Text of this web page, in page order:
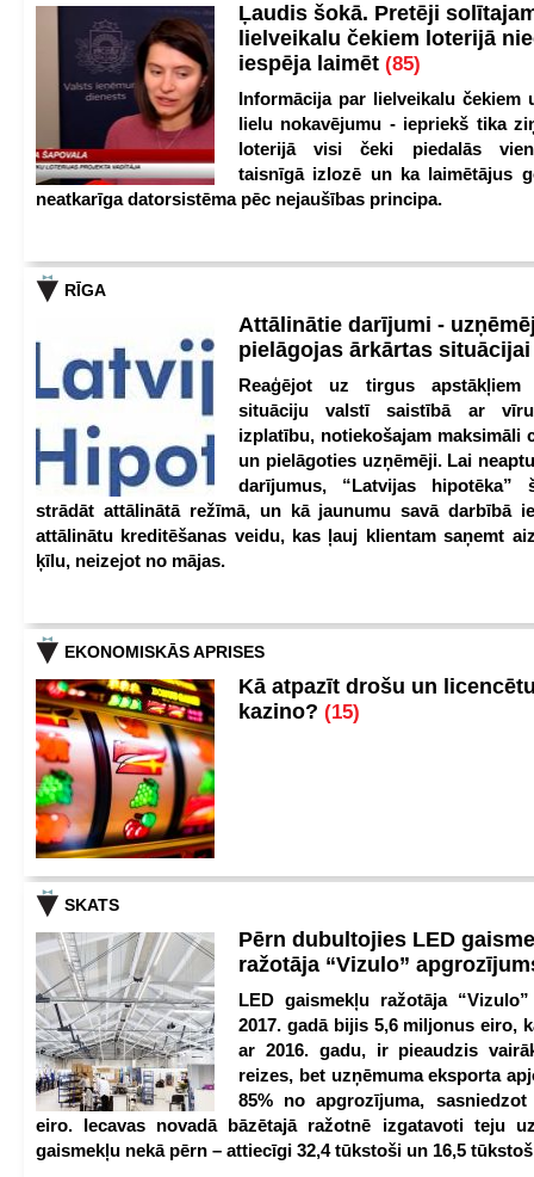
Ļaudis šokā. Pretēji
lielveikalu čekiem loterijā
iespēja laimēt (85)
Informācija par lielveikalu čekiem
lielu nokavējumu - iepriekš tika
loterijā visi čeki piedalās
taisnīgā izlozē un ka laimētājus
neatkarīga datorsistēma pēc nejaušības principa.
RĪGA
Attālinātie darījumi -
pielāgojas ārkārtas
Reaģējot uz tirgus apstākļiem
situāciju valstī saistībā ar
izplatību, notiekošajam maksimāli
un pielāgoties uzņēmēji. Lai
darījumus, “Latvijas hipotēka”
strādāt attālinātā režīmā, un kā jaunumu savā darbībā
attālinātu kreditēšanas veidu, kas ļauj klientam saņemt
ķīlu, neizejot no mājas.
EKONOMISKĀS APRISES
Kā atpazīt drošu un
kazino? (15)
SKATS
Pērn dubultojies LED
ražotāja “Vizulo”
LED gaismekļu ražotāja
2017. gadā bijis 5,6 miljonus eiro,
ar 2016. gadu, ir pieaudzis
reizes, bet uzņēmuma eksporta
85% no apgrozījuma,
eiro. Iecavas novadā bāzētajā ražotnē izgatavoti teju
gaismekļu nekā pērn – attiecīgi 32,4 tūkstoši un 16,5